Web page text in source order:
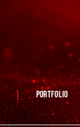
Portfolio